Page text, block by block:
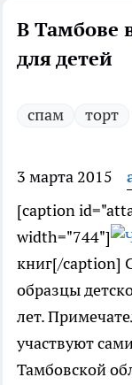
В Тамбове
для детей
спам торт
3 марта 2015
[caption
width="744"]
книг[/caption]
образцы
лет.
участвуют
Тамбовской